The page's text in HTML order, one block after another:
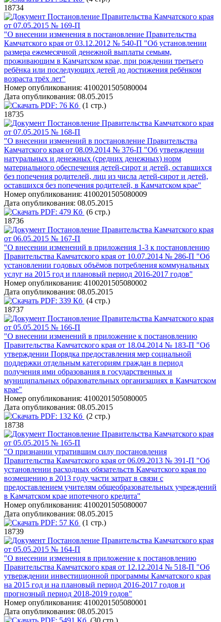
18734
Постановление Правительства Камчатского края
от 07.05.2015 № 169-П
"О внесении изменения в постановление Правительства
Камчатского края от 03.12.2012 № 540-П "Об установлении
размера ежемесячной денежной выплаты семьям,
проживающим в Камчатском крае, при рождении третьего
ребёнка или последующих детей до достижения ребёнком
возраста трёх лет"
Номер опубликования: 4100201505080004
Дата опубликования: 08.05.2015
PDF: 76 Кб (1 стр.)
18735
Постановление Правительства Камчатского края
от 07.05.2015 № 168-П
"О внесении изменений в постановление Правительства
Камчатского края от 08.09.2014 № 376-П "Об утверждении
натуральных и денежных (средних денежных) норм
материального обеспечения детей-сирот и детей, оставшихся
без попечения родителей, лиц из числа детей-сирот и детей,
оставшихся без попечения родителей, в Камчатском крае"
Номер опубликования: 4100201505080009
Дата опубликования: 08.05.2015
PDF: 479 Кб (6 стр.)
18736
Постановление Правительства Камчатского края
от 06.05.2015 № 167-П
"О внесении изменений в приложения 1-3 к постановлению
Правительства Камчатского края от 10.07.2014 № 286-П "Об
установлении годовых объёмов потребления коммунальных
услуг на 2015 год и плановый период 2016-2017 годов"
Номер опубликования: 4100201505080002
Дата опубликования: 08.05.2015
PDF: 339 Кб (4 стр.)
18737
Постановление Правительства Камчатского края
от 05.05.2015 № 166-П
"О внесении изменений в приложение к постановлению
Правительства Камчатского края от 18.04.2014 № 183-П "Об
утверждении Порядка предоставления мер социальной
поддержки отдельным категориям граждан в период
получения ими образования в государственных и
муниципальных образовательных организациях в Камчатском
крае"
Номер опубликования: 4100201505080005
Дата опубликования: 08.05.2015
PDF: 132 Кб (2 стр.)
18738
Постановление Правительства Камчатского края
от 05.05.2015 № 165-П
"О признании утратившим силу постановления
Правительства Камчатского края от 06.09.2013 № 391-П "Об
установлении расходных обязательств Камчатского края по
возмещению в 2013 году части затрат в связи с
предоставлением учителям общеобразовательных учреждений
в Камчатском крае ипотечного кредита"
Номер опубликования: 4100201505080007
Дата опубликования: 08.05.2015
PDF: 57 Кб (1 стр.)
18739
Постановление Правительства Камчатского края
от 05.05.2015 № 164-П
"О внесении изменения в приложение к постановлению
Правительства Камчатского края от 12.12.2014 № 518-П "Об
утверждении инвестиционной программы Камчатского края
на 2015 год и на плановый период 2016-2017 годов и
прогнозный период 2018-2019 годов"
Номер опубликования: 4100201505080001
Дата опубликования: 08.05.2015
PDF: 5491 Кб (30 стр.)